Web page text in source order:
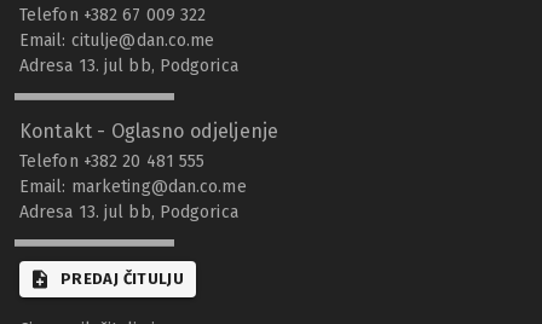
Telefon +382 67 009 322
Email: citulje@dan.co.me
Adresa 13. jul bb, Podgorica
Kontakt - Oglasno odjeljenje
Telefon +382 20 481 555
Email: marketing@dan.co.me
Adresa 13. jul bb, Podgorica
PREDAJ ČITULJU